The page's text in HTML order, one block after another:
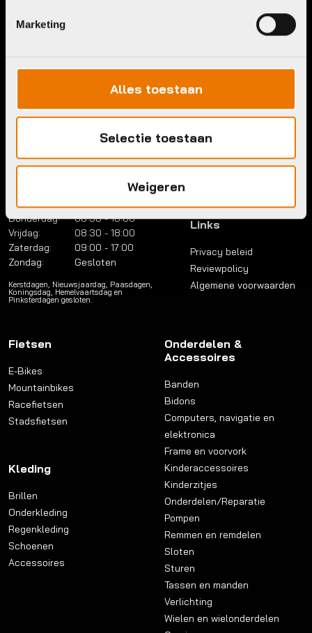
Marketing
Alles toestaan
Selectie toestaan
Weigeren
Contact
Mail:
info@bykestore.nl
Brouwerstraat 8B
08:30 - 18:00
Woensdag:
08:30 - 18:00
Donderdag:
08:30 - 18:00
Vrijdag:
08:30 - 18:00
Zaterdag:
09:00 - 17:00
Zondag:
Gesloten
Kerstdagen, Nieuwsjaardag, Paasdagen,
Koningsdag, Hemelvaartsdag en
Pinksterdagen gesloten.
Service pakket
Over ons
Vacatures
FAQ
Links
Privacy beleid
Reviewpolicy
Algemene voorwaarden
Fietsen
E-Bikes
Mountainbikes
Racefietsen
Stadsfietsen
Kleding
Brillen
Onderkleding
Regenkleding
Schoenen
Accessoires
Onderdelen &
Accessoires
Banden
Bidons
Computers, navigatie en
elektronica
Frame en voorvork
Kinderaccessoires
Kinderzitjes
Onderdelen/Reparatie
Pompen
Remmen en remdelen
Sloten
Sturen
Tassen en manden
Verlichting
Wielen en wielonderdelen